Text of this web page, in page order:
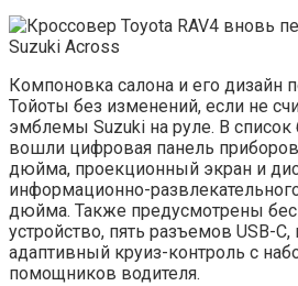
Компоновка салона и его дизайн
Тойоты без изменений, если не
эмблемы Suzuki на руле. В список
вошли цифровая панель
дюйма, проекционный экран и
информационно-
дюйма. Также предусмотрены
устройство, пять разъемов USB-
адаптивный круиз-контроль с
помощников водителя.